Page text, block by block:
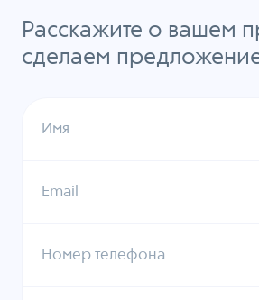
Расскажите о вашем
сделаем
Имя
Email
Номер телефона